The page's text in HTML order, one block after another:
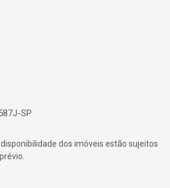
SP
dos imóveis estão sujeitos